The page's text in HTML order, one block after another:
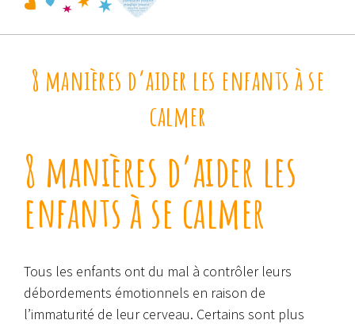
8 manières d’aider les enfants à se
calmer
8 manières d’aider les
enfants à se calmer
Tous les enfants ont du mal à contrôler leurs
débordements émotionnels en raison de
l’immaturité de leur cerveau. Certains sont plus